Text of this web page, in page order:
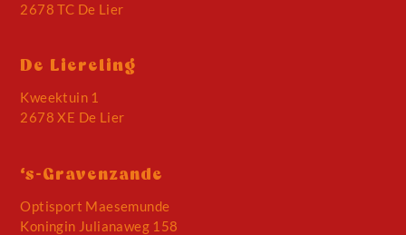
2678 TC De Lier
De Liereling
Kweektuin 1
2678 XE De Lier
‘s-Gravenzande
Optisport Maesemunde
Koningin Julianaweg 158